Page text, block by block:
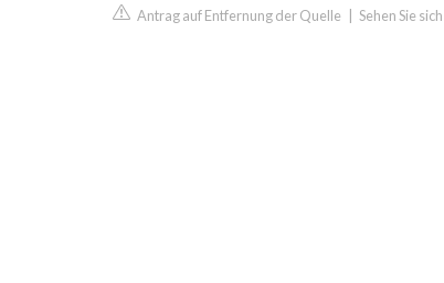
Antrag auf Entfernung der Quelle Sehen Sie